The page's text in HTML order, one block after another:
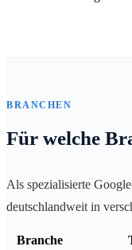
BRANCHEN
Für welche
Als spezialisierte
deutschlandweit in
Branche